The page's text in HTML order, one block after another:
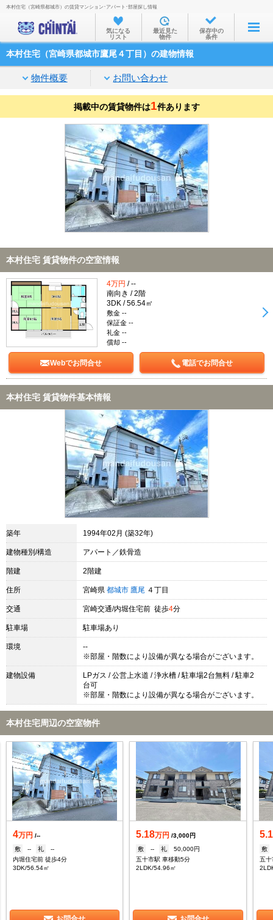
お部屋を探す
沿線・駅から
住所から
家賃相場から
通勤通学時間から
物件特集から
不動産会社から
TOP
本村住宅（宮崎県都城市）の賃貸マンション･アパート･部屋探し情報
気になる
リスト
最近見た
物件
保存中の
条件
本村住宅（宮崎県都城市鷹尾４丁目）の建物情報
物件概要 お問い合わせ
掲載中の賃貸物件は1件あります
本村住宅 賃貸物件の空室情報
4万円 / --
南向き / 2階
3DK / 56.54㎡
敷金 --
保証金 --
礼金 --
償却 --
Webでお問合せ 電話でお問合せ
本村住宅 賃貸物件基本情報
築年 1994年02月 (築32年)
建物種別/構造 アパート／鉄骨造
階建 2階建
住所 宮崎県 都城市 鷹尾 ４丁目
交通 宮崎交通/内堀住宅前 徒歩4分
駐車場 駐車場あり
環境
--
※部屋・階数により設備が異なる場合がございます。
建物設備
LPガス / 公営上水道 / 浄水槽 / 駐車場2台無料 / 駐車2
台可
※部屋・階数により設備が異なる場合がございます。
本村住宅周辺の空室物件
4万円 /--
敷
-- 礼
--
内堀住宅前 徒歩4分
3DK/56.54㎡
5.18万円 /3,000円
敷
-- 礼
50,000円
五十市駅 車移動5分
2LDK/54.96㎡
敷
五十